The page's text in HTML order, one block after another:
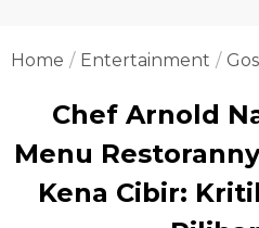
Home Entertainment
Chef Arnold
Menu
Kena Cibir: